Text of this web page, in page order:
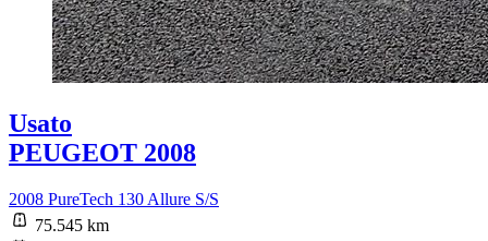
Usato
PEUGEOT 2008
2008 PureTech 130 Allure S/S
75.545 km